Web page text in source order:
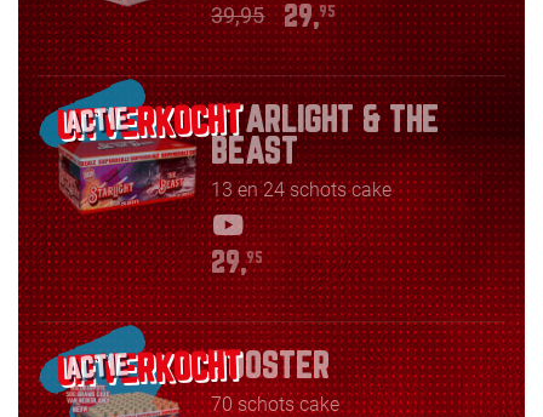
39,95 29,95
ACTIE
STARLIGHT & THE
BEAST
13 en 24 schots cake
29,95
ACTIE BOOSTER
70 schots cake